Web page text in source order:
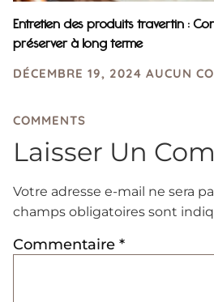
Entretien des produits travertin :
préserver à long terme
DÉCEMBRE 19, 2024 AUCUN
COMMENTS
Laisser Un
Votre adresse e-mail ne sera
champs obligatoires sont
Commentaire *